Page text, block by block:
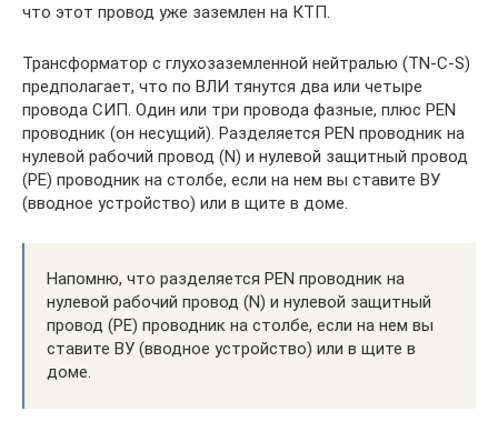
что этот провод уже заземлен на КТП.
Трансформатор с глухозаземленной нейтралью (TN-C-S)
предполагает, что по ВЛИ тянутся два или четыре
провода СИП. Один или три провода фазные, плюс PEN
проводник (он несущий). Разделяется PEN проводник на
нулевой рабочий провод (N) и нулевой защитный провод
(PE) проводник на столбе, если на нем вы ставите ВУ
(вводное устройство) или в щите в доме.
Напомню, что разделяется PEN проводник на
нулевой рабочий провод (N) и нулевой защитный
провод (PE) проводник на столбе, если на нем вы
ставите ВУ (вводное устройство) или в щите в
доме.